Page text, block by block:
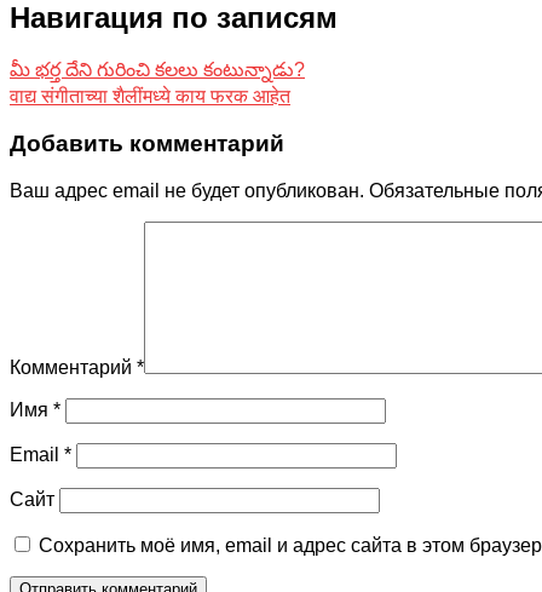
Навигация по записям
మీ భర్త దేని గురించి కలలు కంటున్నాడు?
वाद्य संगीताच्या शैलींमध्ये काय फरक आहेत
Добавить комментарий
Ваш адрес email не будет опубликован. Обязательные
Комментарий *
Имя *
Email *
Сайт
Сохранить моё имя, email и адрес сайта в этом